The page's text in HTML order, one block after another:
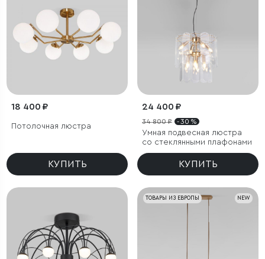
18 400 ₽
Потолочная люстра
КУПИТЬ
24 400 ₽
34 800 ₽ - 30 %
Умная подвесная люстра
со стеклянными плафонами
КУПИТЬ
NEW
ТОВАРЫ ИЗ ЕВРОПЫ